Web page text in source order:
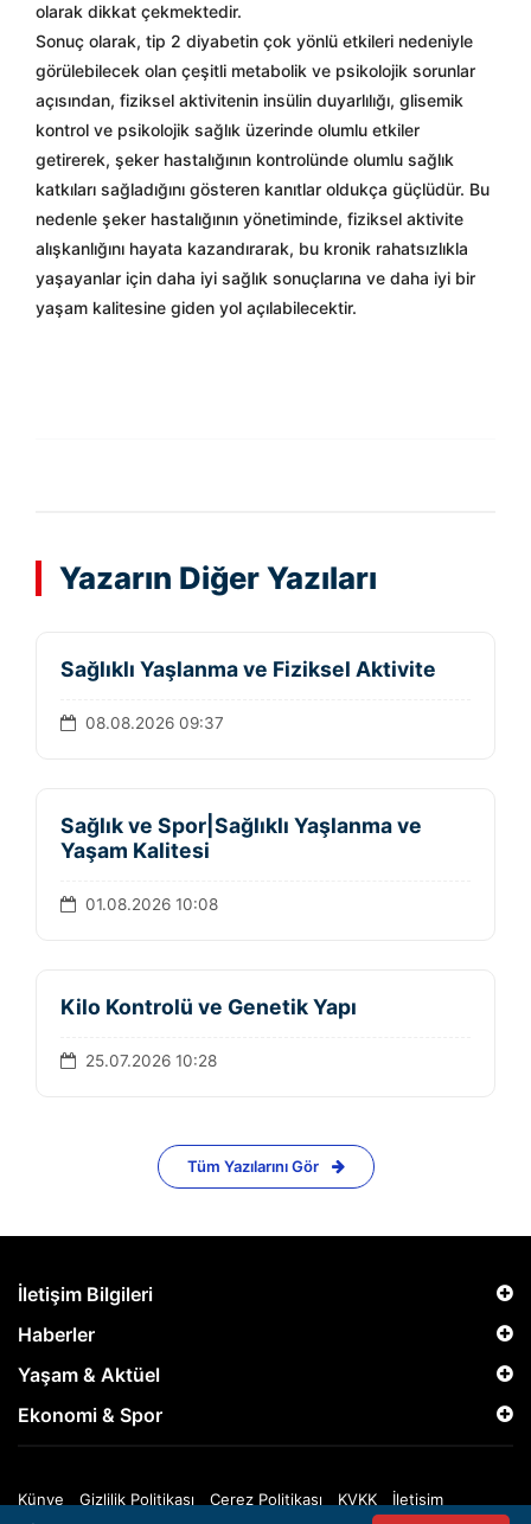
olarak dikkat çekmektedir.
Sonuç olarak, tip 2 diyabetin çok yönlü etkileri nedeniyle
görülebilecek olan çeşitli metabolik ve psikolojik sorunlar
açısından, fiziksel aktivitenin insülin duyarlılığı, glisemik
kontrol ve psikolojik sağlık üzerinde olumlu etkiler
getirerek, şeker hastalığının kontrolünde olumlu sağlık
katkıları sağladığını gösteren kanıtlar oldukça güçlüdür. Bu
nedenle şeker hastalığının yönetiminde, fiziksel aktivite
alışkanlığını hayata kazandırarak, bu kronik rahatsızlıkla
yaşayanlar için daha iyi sağlık sonuçlarına ve daha iyi bir
yaşam kalitesine giden yol açılabilecektir.
Yazarın Diğer Yazıları
Sağlıklı Yaşlanma ve Fiziksel Aktivite
08.08.2026 09:37
Sağlık ve Spor|Sağlıklı Yaşlanma ve
Yaşam Kalitesi
01.08.2026 10:08
Kilo Kontrolü ve Genetik Yapı
25.07.2026 10:28
Tüm Yazılarını Gör
İletişim Bilgileri
Haberler
Yaşam & Aktüel
Ekonomi & Spor
Künye Gizlilik Politikası Çerez Politikası KVKK
İletişim